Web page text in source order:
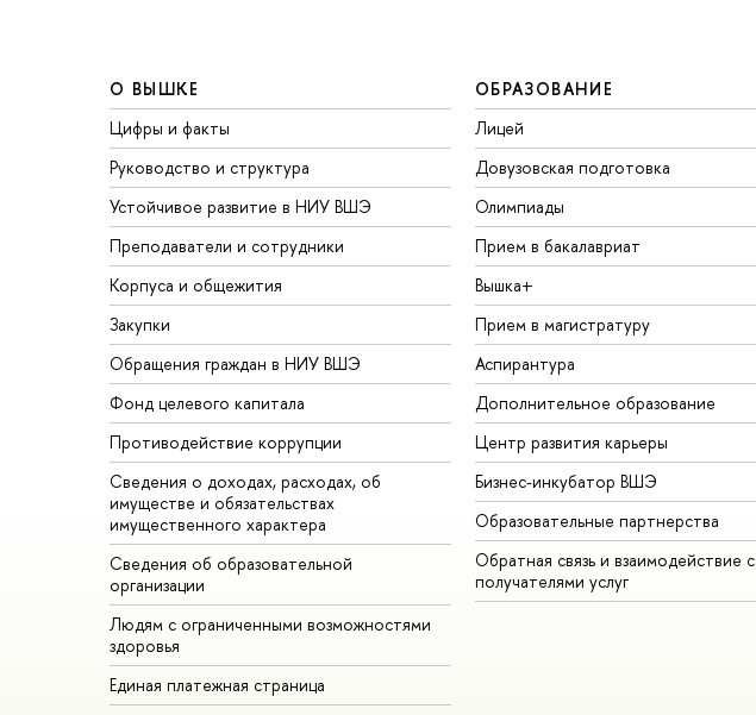
О ВЫШКЕ
Цифры и факты
Руководство и структура
Устойчивое развитие в НИУ ВШЭ
Преподаватели и сотрудники
Корпуса и общежития
Закупки
Обращения граждан в НИУ ВШЭ
Фонд целевого капитала
Противодействие коррупции
Сведения о доходах, расходах, об
имуществе и обязательствах
имущественного характера
Сведения об образовательной
организации
Людям с ограниченными возможностями
здоровья
Единая платежная страница
ОБРАЗОВАНИЕ
Лицей
Довузовская подготовка
Олимпиады
Прием в бакалавриат
Вышка+
Прием в магистратуру
Аспирантура
Дополнительное образование
Центр развития карьеры
Бизнес-инкубатор ВШЭ
Образовательные партнерства
Обратная связь и взаимодействие с
получателями услуг